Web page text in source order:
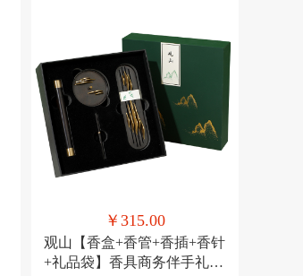
￥315.00
观山【香盒+香管+香插+香针
+礼品袋】香具商务伴手礼套